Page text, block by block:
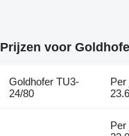
Prijzen voor
Goldhofer TU3-
24/80
Per
Per